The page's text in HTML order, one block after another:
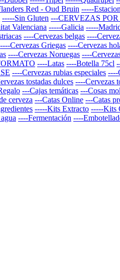
Red - Oud Bruin -----
-----Sin Gluten ---CERVEZAS
Valenciana -----Galicia -----
----Cervezas belgas ----
----Cervezas Griegas ----Cervezas
----Cervezas Noruegas ----
----Latas ----Botella 75cl
----Cervezas rubias especiales ----
tostadas dulces ----Cervezas
---Cajas temáticas ---Cosas
cerveza ---Catas Online ---Catas
-----Kits Extracto -----Kits
----Fermentación ----